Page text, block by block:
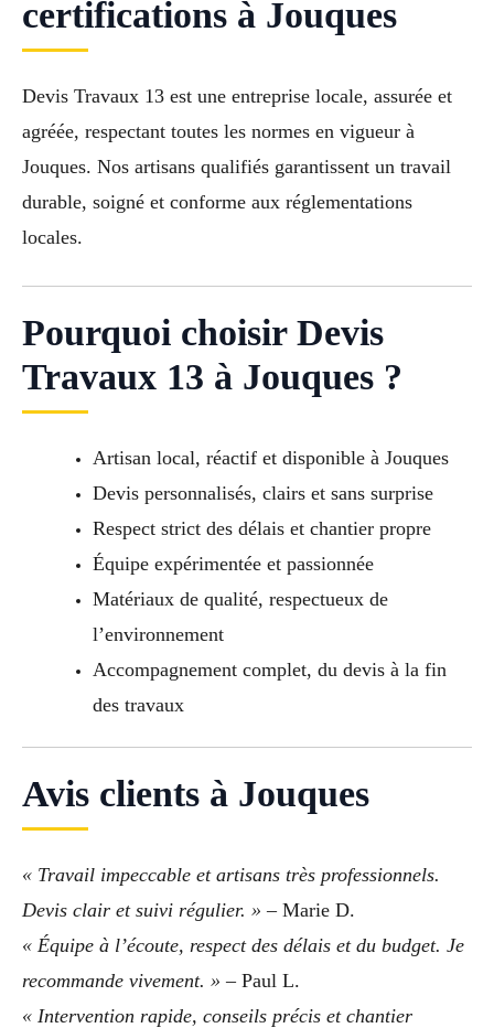
certifications à Jouques
Devis Travaux 13 est une entreprise locale, assurée et
agréée, respectant toutes les normes en vigueur à
Jouques. Nos artisans qualifiés garantissent un travail
durable, soigné et conforme aux réglementations
locales.
Pourquoi choisir Devis
Travaux 13 à Jouques ?
Artisan local, réactif et disponible à Jouques
Devis personnalisés, clairs et sans surprise
Respect strict des délais et chantier propre
Équipe expérimentée et passionnée
Matériaux de qualité, respectueux de
l’environnement
Accompagnement complet, du devis à la fin
des travaux
Avis clients à Jouques
« Travail impeccable et artisans très professionnels.
Devis clair et suivi régulier. » – Marie D.
« Équipe à l’écoute, respect des délais et du budget. Je
recommande vivement. » – Paul L.
« Intervention rapide, conseils précis et chantier